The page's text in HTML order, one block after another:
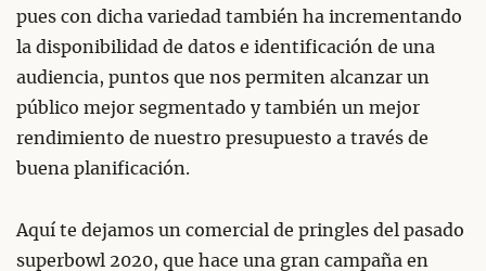
pues con dicha variedad también ha incrementando
la disponibilidad de datos e identificación de una
audiencia, puntos que nos permiten alcanzar un
público mejor segmentado y también un mejor
rendimiento de nuestro presupuesto a través de
buena planificación.
Aquí te dejamos un comercial de pringles del pasado
superbowl 2020, que hace una gran campaña en